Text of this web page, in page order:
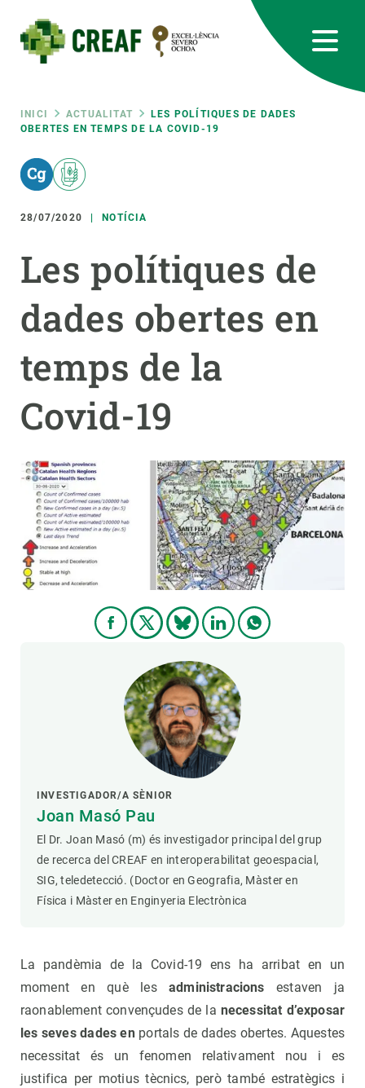
contingut
Fil
d'ariadna
INICI ACTUALITAT
LES POLÍTIQUES DE DADES
OBERTES EN TEMPS DE LA COVID-19
28/07/2020 NOTÍCIA
Les polítiques de
dades obertes en
temps de la
Covid-19
INVESTIGADOR/A SÈNIOR
Joan Masó Pau
El Dr. Joan Masó (m) és investigador principal del grup
de recerca del CREAF en interoperabilitat geoespacial,
SIG, teledetecció. (Doctor en Geografia, Màster en
Física i Màster en Enginyeria Electrònica
La pandèmia de la Covid-19 ens ha arribat en un
moment en què lesadministracionsestaven ja
raonablement convençudes de la necessitat d’exposar
les seves dades enportals de dades obertes. Aquestes
necessitat és un fenomen relativament nou i es
justifica per motius tècnics, però també estratègics i
RRSS
Featured
responsive
INTRANET
Responsive
menu
RECERCA
CIÈNCIA EN ACCIÓ
UNEIX-TE A NOSALTRES
PARTICIPA